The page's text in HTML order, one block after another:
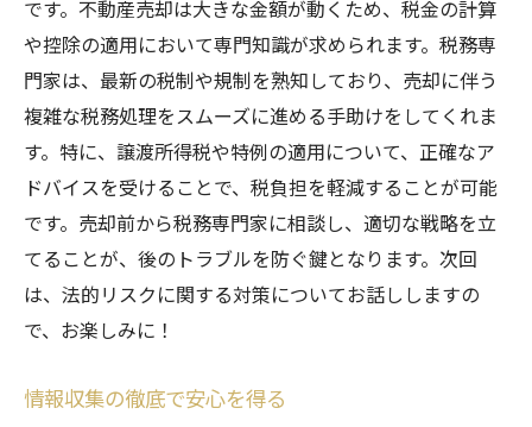
です。不動産売却は大きな金額が動くため、税金の計算
や控除の適用において専門知識が求められます。税務専
門家は、最新の税制や規制を熟知しており、売却に伴う
複雑な税務処理をスムーズに進める手助けをしてくれま
す。特に、譲渡所得税や特例の適用について、正確なア
ドバイスを受けることで、税負担を軽減することが可能
です。売却前から税務専門家に相談し、適切な戦略を立
てることが、後のトラブルを防ぐ鍵となります。次回
は、法的リスクに関する対策についてお話ししますの
で、お楽しみに！
情報収集の徹底で安心を得る